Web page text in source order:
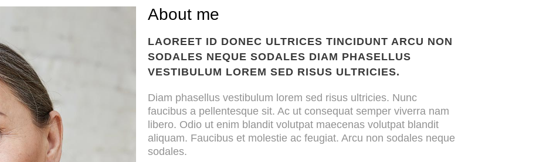
About me
LAOREET ID DONEC ULTRICES TINCIDUNT ARCU NON
SODALES NEQUE SODALES DIAM PHASELLUS
VESTIBULUM LOREM SED RISUS ULTRICIES.
Diam phasellus vestibulum lorem sed risus ultricies. Nunc
faucibus a pellentesque sit. Ac ut consequat semper viverra nam
libero. Odio ut enim blandit volutpat maecenas volutpat blandit
aliquam. Faucibus et molestie ac feugiat. Arcu non sodales neque
sodales.